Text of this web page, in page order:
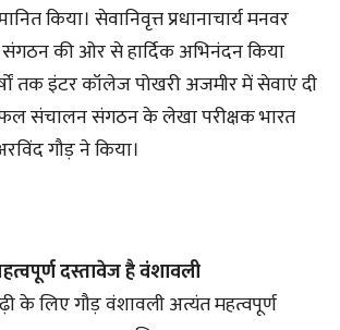
किया। सेवानिवृत्त प्रधानाचार्य मनवर
संगठन की ओर से हार्दिक अभिनंदन किया
तक इंटर कॉलेज पोखरी अजमीर में सेवाएं दी
संचालन संगठन के लेखा परीक्षक भारत
गौड़ ने किया।
दस्तावेज है वंशावली
के लिए गौड़ वंशावली अत्यंत महत्वपूर्ण